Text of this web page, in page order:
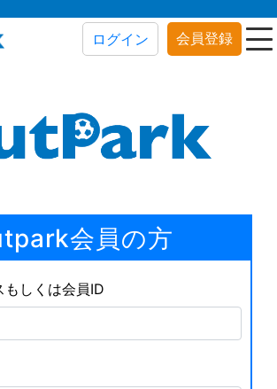
ログイン 会員登録
会員の方
もしくは会員ID